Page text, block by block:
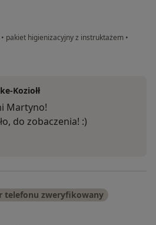
• pakiet higienizacyjny z instruktażem •
Koziołł
Martyno!
do zobaczenia! :)
telefonu zweryfikowany